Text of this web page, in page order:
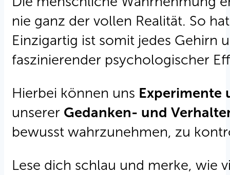
nie ganz der vollen Realität. So
Einzigartig ist somit jedes Gehirn
faszinierender psychologischer
Hierbei können uns Experimente
unserer Gedanken- und
bewusst wahrzunehmen, zu
Lese dich schlau und merke, wie